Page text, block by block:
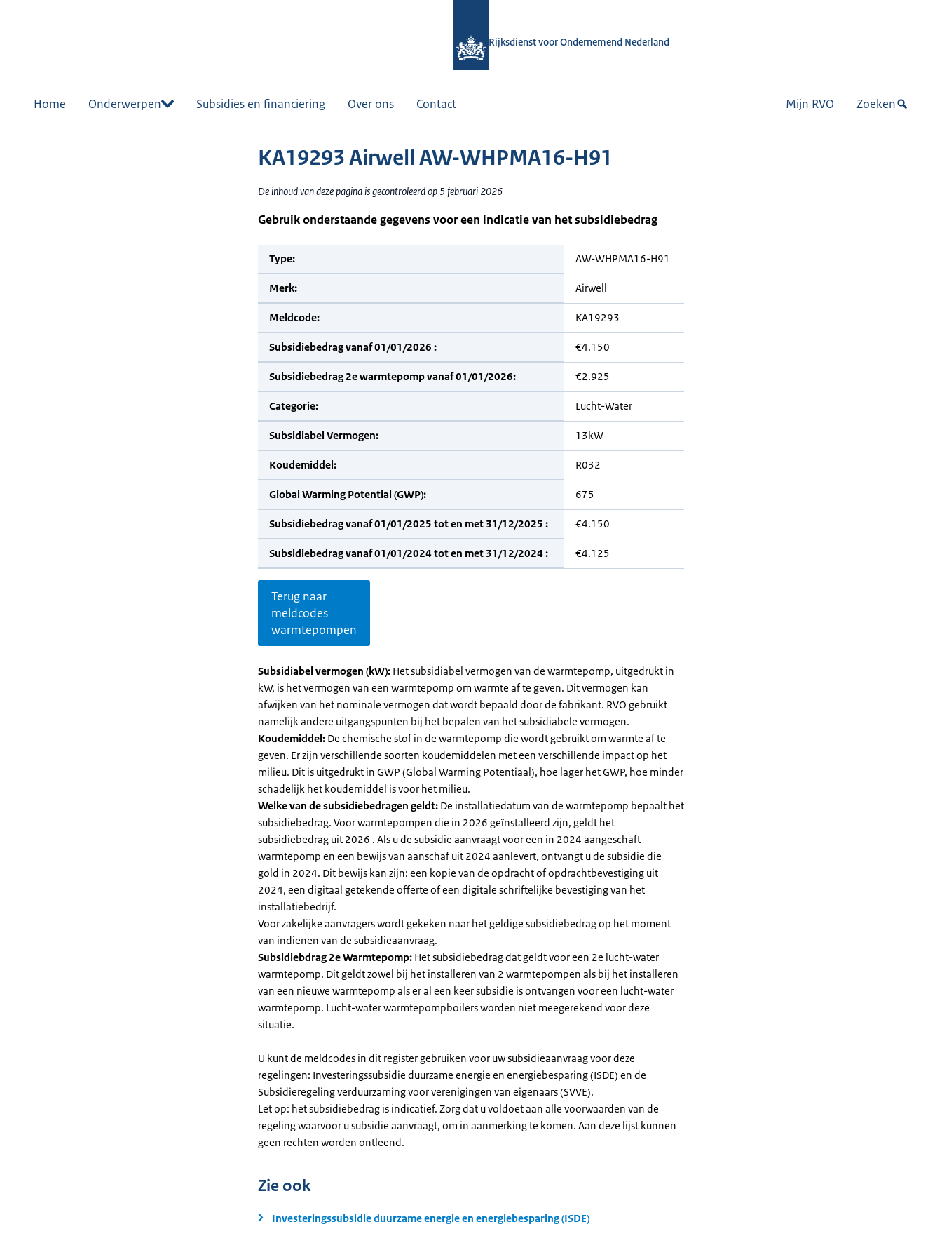
Rijksdienst voor Ondernemend Nederland
Home Onderwerpen Subsidies en financiering Over ons Contact Mijn RVO Zoeken
KA19293 Airwell AW-WHPMA16-H91
De inhoud van deze pagina is gecontroleerd op 5 februari 2026
Gebruik onderstaande gegevens voor een indicatie van het subsidiebedrag
Type: AW-WHPMA16-H91
Merk: Airwell
Meldcode: KA19293
Subsidiebedrag vanaf 01/01/2026 : €4.150
Subsidiebedrag 2e warmtepomp vanaf 01/01/2026: €2.925
Categorie: Lucht-Water
Subsidiabel Vermogen: 13kW
Koudemiddel: R032
Global Warming Potential (GWP): 675
Subsidiebedrag vanaf 01/01/2025 tot en met 31/12/2025 : €4.150
Subsidiebedrag vanaf 01/01/2024 tot en met 31/12/2024 : €4.125
Terug naar
meldcodes
warmtepompen
Subsidiabel vermogen (kW): Het subsidiabel vermogen van de warmtepomp, uitgedrukt in
kW, is het vermogen van een warmtepomp om warmte af te geven. Dit vermogen kan
afwijken van het nominale vermogen dat wordt bepaald door de fabrikant. RVO gebruikt
namelijk andere uitgangspunten bij het bepalen van het subsidiabele vermogen.
Koudemiddel: De chemische stof in de warmtepomp die wordt gebruikt om warmte af te
geven. Er zijn verschillende soorten koudemiddelen met een verschillende impact op het
milieu. Dit is uitgedrukt in GWP (Global Warming Potentiaal), hoe lager het GWP, hoe minder
schadelijk het koudemiddel is voor het milieu.
Welke van de subsidiebedragen geldt: De installatiedatum van de warmtepomp bepaalt het
subsidiebedrag. Voor warmtepompen die in 2026 geïnstalleerd zijn, geldt het
subsidiebedrag uit 2026 . Als u de subsidie aanvraagt voor een in 2024 aangeschaft
warmtepomp en een bewijs van aanschaf uit 2024 aanlevert, ontvangt u de subsidie die
gold in 2024. Dit bewijs kan zijn: een kopie van de opdracht of opdrachtbevestiging uit
2024, een digitaal getekende offerte of een digitale schriftelijke bevestiging van het
installatiebedrijf.
Voor zakelijke aanvragers wordt gekeken naar het geldige subsidiebedrag op het moment
van indienen van de subsidieaanvraag.
Subsidiebdrag 2e Warmtepomp: Het subsidiebedrag dat geldt voor een 2e lucht-water
warmtepomp. Dit geldt zowel bij het installeren van 2 warmtepompen als bij het installeren
van een nieuwe warmtepomp als er al een keer subsidie is ontvangen voor een lucht-water
warmtepomp. Lucht-water warmtepompboilers worden niet meegerekend voor deze
situatie.
U kunt de meldcodes in dit register gebruiken voor uw subsidieaanvraag voor deze
regelingen: Investeringssubsidie duurzame energie en energiebesparing (ISDE) en de
Subsidieregeling verduurzaming voor verenigingen van eigenaars (SVVE).
Let op: het subsidiebedrag is indicatief. Zorg dat u voldoet aan alle voorwaarden van de
regeling waarvoor u subsidie aanvraagt, om in aanmerking te komen. Aan deze lijst kunnen
geen rechten worden ontleend.
Zie ook
Investeringssubsidie duurzame energie en energiebesparing (ISDE)